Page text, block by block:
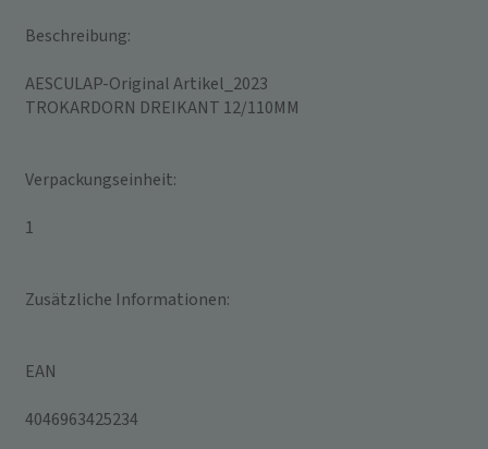
Beschreibung:
AESCULAP-Original Artikel_2023
TROKARDORN DREIKANT 12/110MM
Verpackungseinheit:
1
Zusätzliche Informationen:
EAN
4046963425234